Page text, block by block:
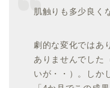
肌触りも多少良く
劇的な変化ではあ
ありませんでした
いが・・）。しか